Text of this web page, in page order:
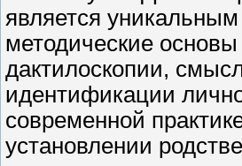
является
методические
дактилоскопии,
идентификации
современной
установлении